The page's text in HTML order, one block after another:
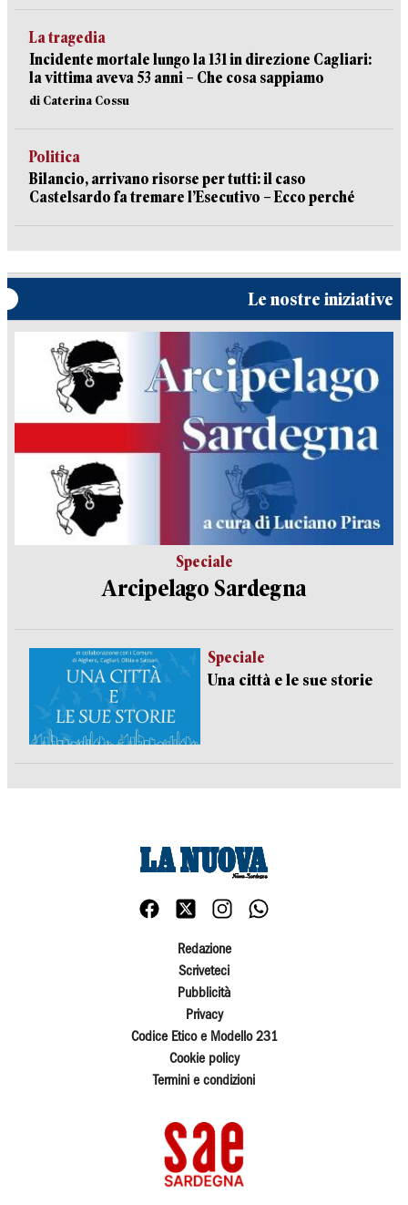
La tragedia
Incidente mortale lungo la 131 in direzione Cagliari:
la vittima aveva 53 anni – Che cosa sappiamo
di Caterina Cossu
Politica
Bilancio, arrivano risorse per tutti: il caso
Castelsardo fa tremare l’Esecutivo – Ecco perché
Le nostre iniziative
Speciale
Arcipelago Sardegna
Speciale
Una città e le sue storie
Redazione
Scriveteci
Pubblicità
Privacy
Codice Etico e Modello 231
Cookie policy
Termini e condizioni